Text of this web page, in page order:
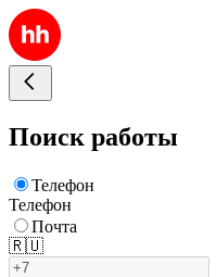
Поиск работы
Телефон
Телефон
Почта
🇷🇺